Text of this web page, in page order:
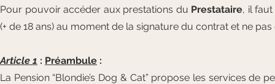
Pour pouvoir accéder aux prestations du Prestataire, il
(+ de 18 ans) au moment de la signature du contrat et ne
Article 1 : Préambule :
La Pension “Blondie’s Dog & Cat” propose les services